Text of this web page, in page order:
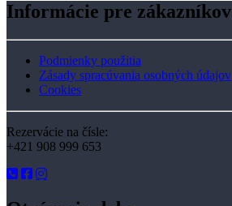
Informácie pre zákazníkov
Podmienky použitia
Zásady spracúvania osobných údajov
Cookies
Rezervácie na čísle:
+421 908 999 653